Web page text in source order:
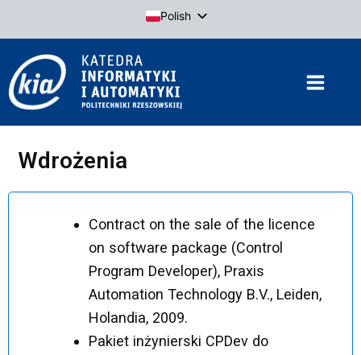
treści
Polish
English
Wdrożenia
Contract on the sale of the licence
on software package (Control
Program Developer), Praxis
Automation Technology B.V., Leiden,
Holandia, 2009.
Pakiet inżynierski CPDev do